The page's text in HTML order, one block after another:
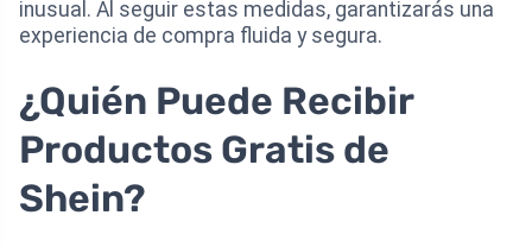
inusual. Al seguir estas medidas, garantizarás una
experiencia de compra fluida y segura.
¿Quién Puede Recibir
Productos Gratis de
Shein?